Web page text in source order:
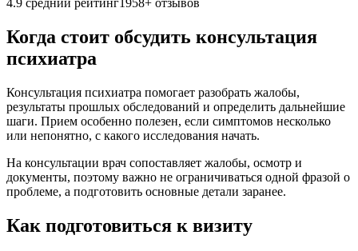
Когда стоит обсудить консультация
психиатра
Консультация психиатра помогает разобрать жалобы,
результаты прошлых обследований и определить дальнейшие
шаги. Прием особенно полезен, если симптомов несколько
или непонятно, с какого исследования начать.
На консультации врач сопоставляет жалобы, осмотр и
документы, поэтому важно не ограничиваться одной фразой о
проблеме, а подготовить основные детали заранее.
Как подготовиться к визиту